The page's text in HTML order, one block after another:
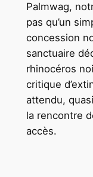
Palmwag,
pas qu’un
concession
sanctuaire
rhinocéros
critique
attendu,
la rencontre
accès.